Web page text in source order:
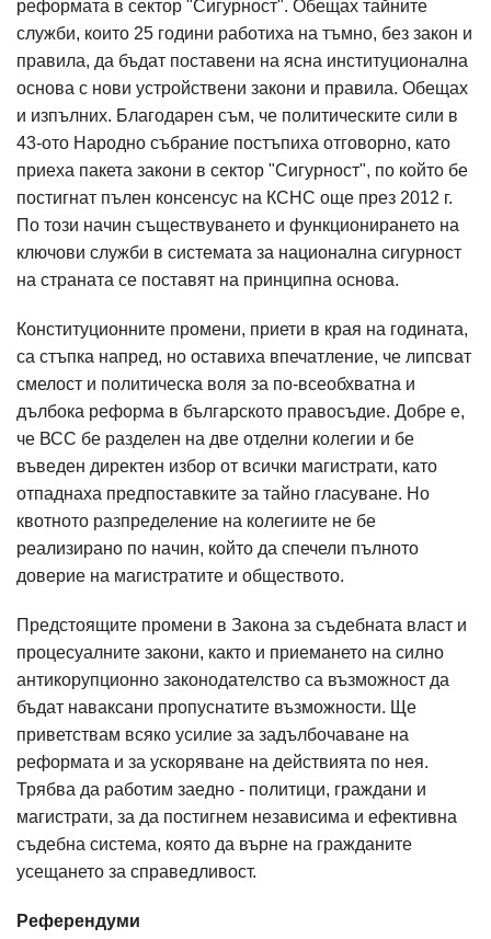
реформата в сектор "Сигурност". Обещах тайните
служби, които 25 години работиха на тъмно, без закон и
правила, да бъдат поставени на ясна институционална
основа с нови устройствени закони и правила. Обещах
и изпълних. Благодарен съм, че политическите сили в
43-ото Народно събрание постъпиха отговорно, като
приеха пакета закони в сектор "Сигурност", по който бе
постигнат пълен консенсус на КСНС още през 2012 г.
По този начин съществуването и функционирането на
ключови служби в системата за национална сигурност
на страната се поставят на принципна основа.
Конституционните промени, приети в края на годината,
са стъпка напред, но оставиха впечатление, че липсват
смелост и политическа воля за по-всеобхватна и
дълбока реформа в българското правосъдие. Добре е,
че ВСС бе разделен на две отделни колегии и бе
въведен директен избор от всички магистрати, като
отпаднаха предпоставките за тайно гласуване. Но
квотното разпределение на колегиите не бе
реализирано по начин, който да спечели пълното
доверие на магистратите и обществото.
Предстоящите промени в Закона за съдебната власт и
процесуалните закони, както и приемането на силно
антикорупционно законодателство са възможност да
бъдат наваксани пропуснатите възможности. Ще
приветствам всяко усилие за задълбочаване на
реформата и за ускоряване на действията по нея.
Трябва да работим заедно - политици, граждани и
магистрати, за да постигнем независима и ефективна
съдебна система, която да върне на гражданите
усещането за справедливост.
Референдуми